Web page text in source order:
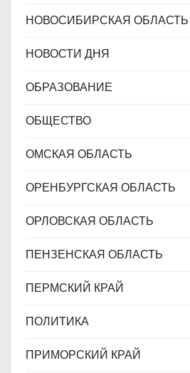
НОВОСИБИРСКАЯ ОБЛАСТЬ
НОВОСТИ ДНЯ
ОБРАЗОВАНИЕ
ОБЩЕСТВО
ОМСКАЯ ОБЛАСТЬ
ОРЕНБУРГСКАЯ ОБЛАСТЬ
ОРЛОВСКАЯ ОБЛАСТЬ
ПЕНЗЕНСКАЯ ОБЛАСТЬ
ПЕРМСКИЙ КРАЙ
ПОЛИТИКА
ПРИМОРСКИЙ КРАЙ